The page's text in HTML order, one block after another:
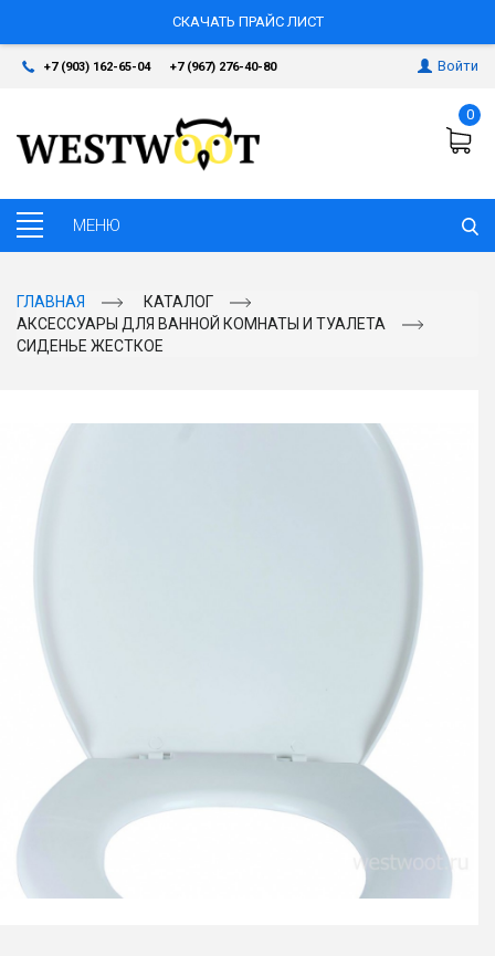
СКАЧАТЬ ПРАЙС ЛИСТ
+7 (903) 162-65-04 +7 (967) 276-40-80 Войти
0
ГЛАВНАЯ
КАТАЛОГ
АКСЕССУАРЫ ДЛЯ ВАННОЙ КОМНАТЫ И ТУАЛЕТА
СИДЕНЬЕ ЖЕСТКОЕ